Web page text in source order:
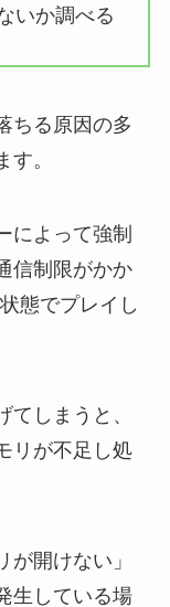
いか調べる
ちる原因の多
。
によって強制
信制限がかか
態でプレイし
しまうと、
リが不足し処
開けない」
生している場